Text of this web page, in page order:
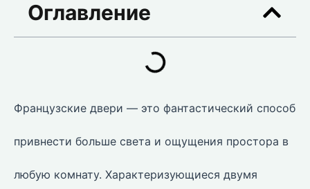
Оглавление
Французские двери — это фантастический способ
привнести больше света и ощущения простора в
любую комнату. Характеризующиеся двумя